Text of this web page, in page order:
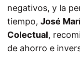
negativos, y la
tiempo, José
Colectual,
de ahorro e